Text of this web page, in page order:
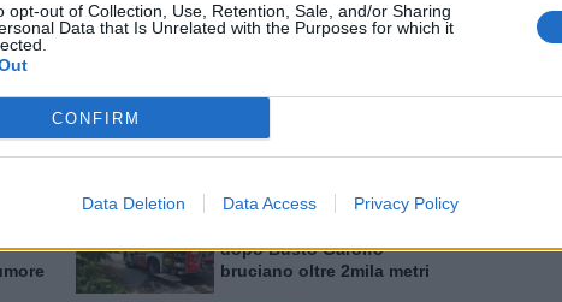
opt-out of Collection, Use, Retention, Sale, and/or Sharing
Data that Is Unrelated with the Purposes for which it
CONFIRM
Data Deletion Data Access Privacy Policy
per commentare questo articolo.
Il contenuto di questo commento esprime il pensiero dell'autore e
che rimane autonoma e indipendente. I messaggi inclusi nei commenti
lettori che possono essere automaticamente pubblicati senza filtro
a siti esterni verranno rimossi in automatico dal sistema.
INCENDIO
dopo Busto Garolfo
bruciano oltre 2mila metri